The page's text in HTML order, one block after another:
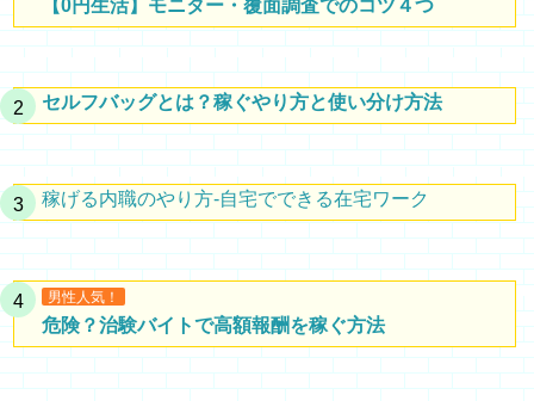
【0円生活】モニター・覆面調査でのコツ４つ
セルフバッグとは？稼ぐやり方と使い分け方法
稼げる内職のやり方-自宅でできる在宅ワーク
男性人気！
危険？治験バイトで高額報酬を稼ぐ方法